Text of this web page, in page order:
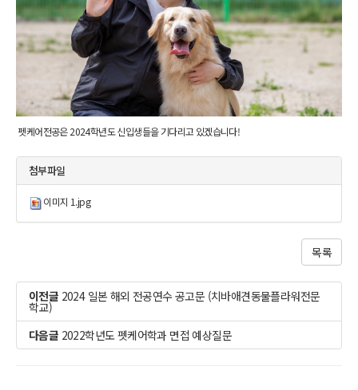
펫케어전공은 2024학년도 신입생들을 기다리고 있겠습니다!
첨부파일
이미지 1.jpg
목록
이전글 2024 일본 해외 전공연수 공고문 (치바애견동물플라워전문
학교)
다음글 2022학년도 펫케어학과 면접 예상질문